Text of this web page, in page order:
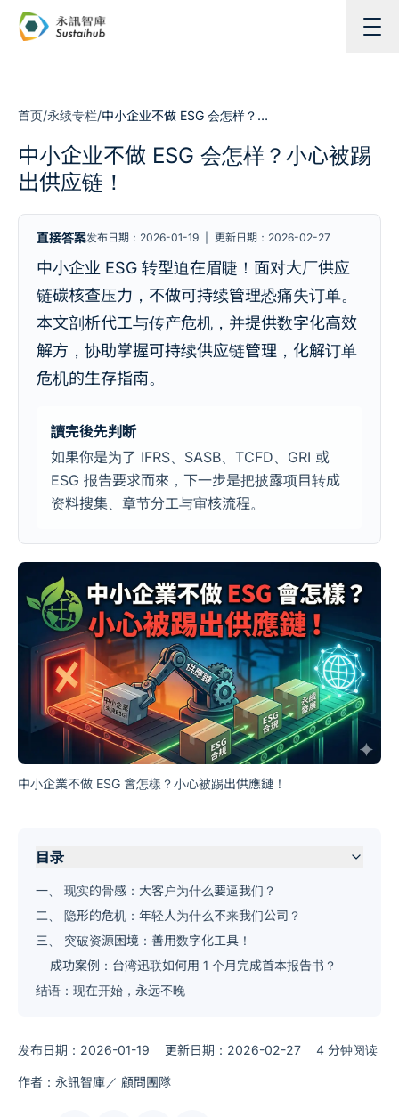
跳至主内容
首页/永续专栏/ 中小企业不做 ESG 会怎样？小心被踢出供应链！
中小企业不做 ESG 会怎样？小心被踢
出供应链！
直接答案发布日期：2026-01-19 更新日期：2026-02-27
中小企业 ESG 转型迫在眉睫！面对大厂供应
链碳核查压力，不做可持续管理恐痛失订单。
本文剖析代工与传产危机，并提供数字化高效
解方，协助掌握可持续供应链管理，化解订单
危机的生存指南。
讀完後先判断
如果你是为了 IFRS、SASB、TCFD、GRI 或
ESG 报告要求而來，下一步是把披露项目转成
资料搜集、章节分工与审核流程。
中小企業不做 ESG 會怎樣？小心被踢出供應鏈！
目录
一、 现实的骨感：大客户为什么要逼我们？
二、 隐形的危机：年轻人为什么不来我们公司？
三、 突破资源困境：善用数字化工具！
成功案例：台湾迅联如何用 1 个月完成首本报告书？
结语：现在开始，永远不晚
发布日期：2026-01-19 更新日期：2026-02-27 4 分钟阅读
作者：永訊智庫／ 顧問團隊